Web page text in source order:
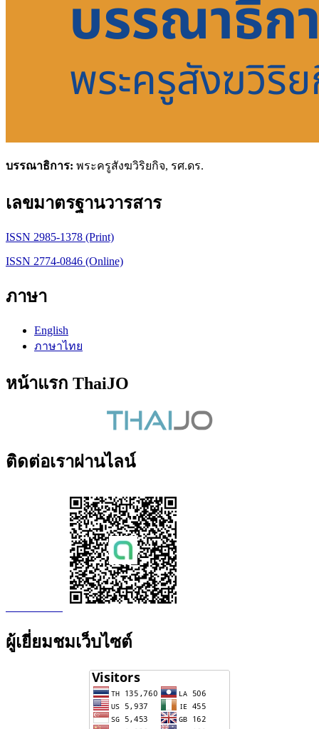
บรรณาธิการ: พระครูสังฆวิริยกิจ, รศ.ดร.
เลขมาตรฐานวารสาร
ISSN 2985-1378 (Print)
ISSN 2774-0846 (Online)
ภาษา
English
ภาษาไทย
หน้าแรก ThaiJO
ติดต่อเราผ่านไลน์
ผู้เยี่ยมชมเว็บไซต์